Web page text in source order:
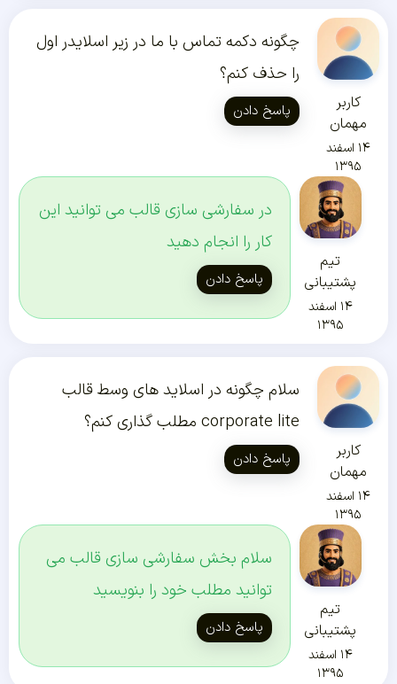
کاربر
مهمان
۱۴ اسفند
۱۳۹۵
چگونه دکمه تماس با ما در زیر اسلایدر اول
را حذف کنم؟
پاسخ دادن
تیم
پشتیبانی
۱۴ اسفند
۱۳۹۵
در سفارشی سازی قالب می توانید این
کار را انجام دهید
پاسخ دادن
کاربر
مهمان
۱۴ اسفند
۱۳۹۵
سلام چگونه در اسلاید های وسط قالب
corporate lite مطلب گذاری کنم؟
پاسخ دادن
تیم
پشتیبانی
۱۴ اسفند
۱۳۹۵
سلام بخش سفارشی سازی قالب می
توانید مطلب خود را بنویسید
پاسخ دادن